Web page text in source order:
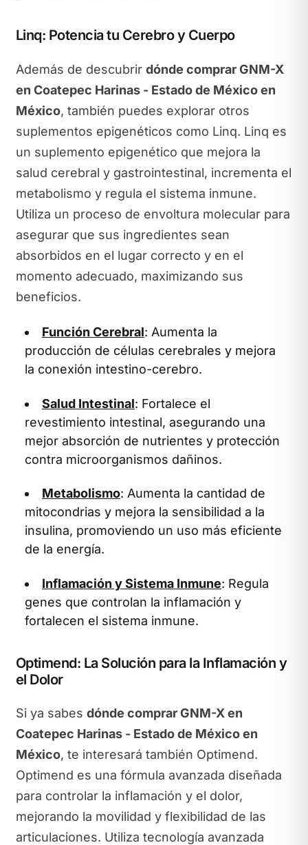
Linq: Potencia tu Cerebro y Cuerpo
Además de descubrir dónde comprar GNM-X
en Coatepec Harinas - Estado de México en
México, también puedes explorar otros
suplementos epigenéticos como Linq. Linq es
un suplemento epigenético que mejora la
salud cerebral y gastrointestinal, incrementa el
metabolismo y regula el sistema inmune.
Utiliza un proceso de envoltura molecular para
asegurar que sus ingredientes sean
absorbidos en el lugar correcto y en el
momento adecuado, maximizando sus
beneficios.
Función Cerebral: Aumenta la
producción de células cerebrales y mejora
la conexión intestino-cerebro.
Salud Intestinal: Fortalece el
revestimiento intestinal, asegurando una
mejor absorción de nutrientes y protección
contra microorganismos dañinos.
Metabolismo: Aumenta la cantidad de
mitocondrias y mejora la sensibilidad a la
insulina, promoviendo un uso más eficiente
de la energía.
Inflamación y Sistema Inmune: Regula
genes que controlan la inflamación y
fortalecen el sistema inmune.
Optimend: La Solución para la Inflamación y
el Dolor
Si ya sabes dónde comprar GNM-X en
Coatepec Harinas - Estado de México en
México, te interesará también Optimend.
Optimend es una fórmula avanzada diseñada
para controlar la inflamación y el dolor,
mejorando la movilidad y flexibilidad de las
articulaciones. Utiliza tecnología avanzada